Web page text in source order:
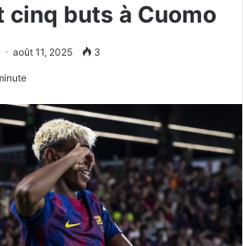
cinq buts à Cuomo
août 11, 2025 3